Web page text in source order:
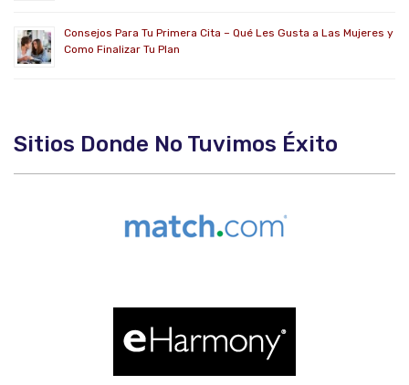
Consejos Para Tu Primera Cita – Qué Les Gusta a Las Mujeres y
Como Finalizar Tu Plan
Sitios Donde No Tuvimos Éxito